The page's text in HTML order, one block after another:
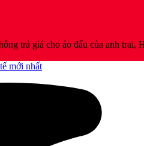
trả giá cho áo đấu của anh trai,